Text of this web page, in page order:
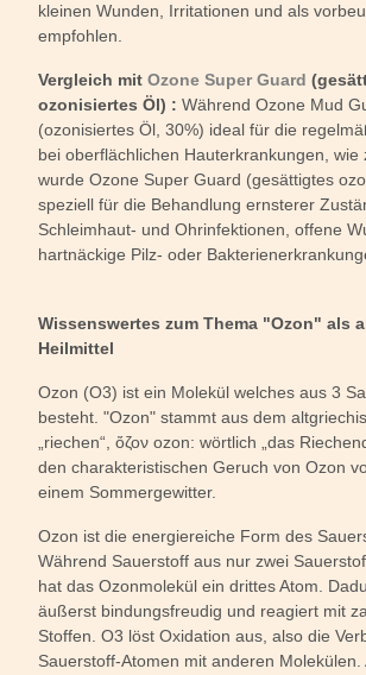
kleinen Wunden, Irritationen und als
empfohlen.
Vergleich mit Ozone Super Guard
ozonisiertes Öl) : Während Ozone Mud
(ozonisiertes Öl, 30%) ideal für die
bei oberflächlichen Hauterkrankungen, wie
wurde Ozone Super Guard (gesättigtes
speziell für die Behandlung ernsterer
Schleimhaut- und Ohrinfektionen, offene
hartnäckige Pilz- oder
Wissenswertes zum Thema "Ozon" als
Heilmittel
Ozon (O3) ist ein Molekül welches aus 3
besteht. "Ozon" stammt aus dem
„riechen“, ὄζον ozon: wörtlich „das
den charakteristischen Geruch von Ozon
einem Sommergewitter.
Ozon ist die energiereiche Form des
Während Sauerstoff aus nur zwei
hat das Ozonmolekül ein drittes Atom.
äußerst bindungsfreudig und reagiert mit
Stoffen. O3 löst Oxidation aus, also die
Sauerstoff-Atomen mit anderen